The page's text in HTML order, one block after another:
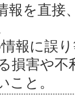
報を直接
報に誤
損害や
こと。